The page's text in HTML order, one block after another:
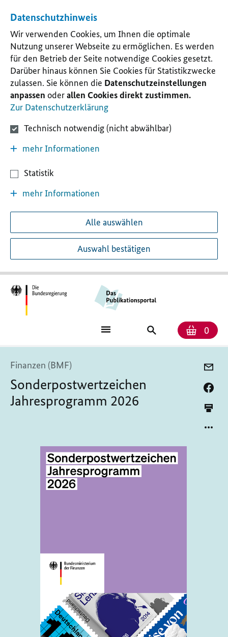
Datenschutzhinweis
Wir verwenden Cookies, um Ihnen die optimale
Nutzung unserer Webseite zu ermöglichen. Es werden
für den Betrieb der Seite notwendige Cookies gesetzt.
Darüber hinaus können Sie Cookies für Statistikzwecke
zulassen. Sie können die Datenschutzeinstellungen
anpassen oderallen Cookies direkt zustimmen.
Zur Datenschutzerklärung
Technisch notwendig (nicht abwählbar)
mehr Informationen
Statistik
mehr Informationen
Alle auswählen
Auswahl bestätigen
0
Finanzen (BMF)
Sonderpostwertzeichen
Jahresprogramm 2026